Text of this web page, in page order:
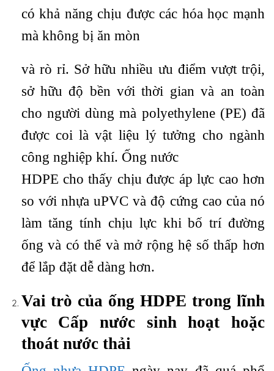
có khả năng chịu được các hóa học mạnh
mà không bị ăn mòn
và rò rỉ. Sở hữu nhiều ưu điểm vượt trội,
sở hữu độ bền với thời gian và an toàn
cho người dùng mà polyethylene (PE) đã
được coi là vật liệu lý tưởng cho ngành
công nghiệp khí. Ống nước
HDPE cho thấy chịu được áp lực cao hơn
so với nhựa uPVC và độ cứng cao của nó
làm tăng tính chịu lực khi bố trí đường
ống và có thể và mở rộng hệ số thấp hơn
để lắp đặt dễ dàng hơn.
Vai trò của ống HDPE trong lĩnh
vực Cấp nước sinh hoạt hoặc
thoát nước thải